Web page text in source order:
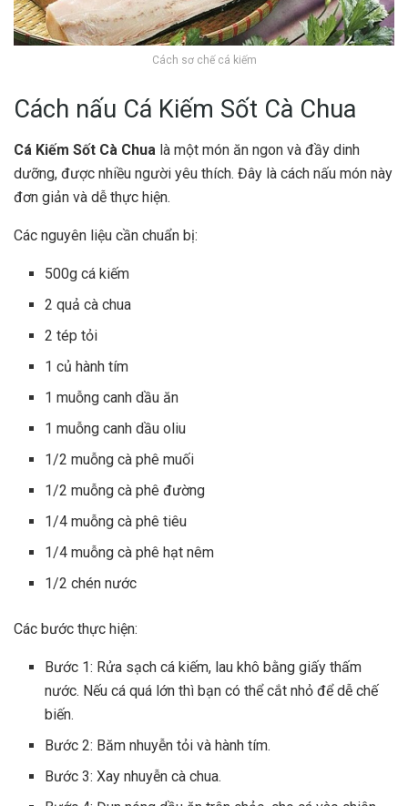
Cách sơ chế cá kiếm
Cách nấu Cá Kiếm Sốt Cà Chua
Cá Kiếm Sốt Cà Chua là một món ăn ngon và đầy dinh
dưỡng, được nhiều người yêu thích. Đây là cách nấu món này
đơn giản và dễ thực hiện.
Các nguyên liệu cần chuẩn bị:
500g cá kiếm
2 quả cà chua
2 tép tỏi
1 củ hành tím
1 muỗng canh dầu ăn
1 muỗng canh dầu oliu
1/2 muỗng cà phê muối
1/2 muỗng cà phê đường
1/4 muỗng cà phê tiêu
1/4 muỗng cà phê hạt nêm
1/2 chén nước
Các bước thực hiện:
Bước 1: Rửa sạch cá kiếm, lau khô bằng giấy thấm
nước. Nếu cá quá lớn thì bạn có thể cắt nhỏ để dễ chế
biến.
Bước 2: Băm nhuyễn tỏi và hành tím.
Bước 3: Xay nhuyễn cà chua.